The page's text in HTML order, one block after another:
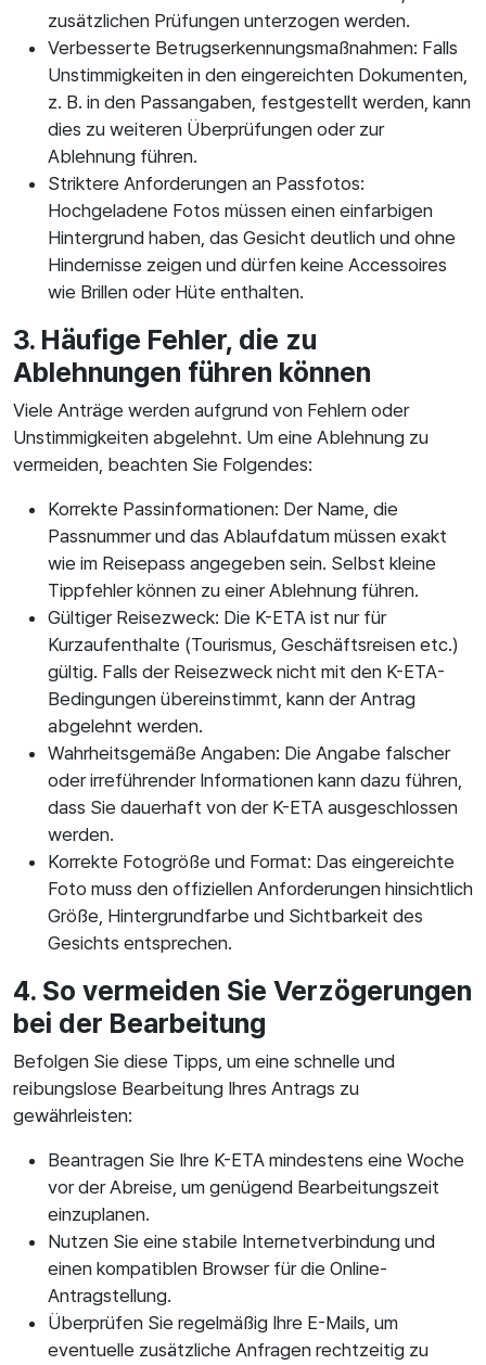
zusätzlichen Prüfungen unterzogen werden.
Verbesserte Betrugserkennungsmaßnahmen: Falls
Unstimmigkeiten in den eingereichten Dokumenten,
z. B. in den Passangaben, festgestellt werden, kann
dies zu weiteren Überprüfungen oder zur
Ablehnung führen.
Striktere Anforderungen an Passfotos:
Hochgeladene Fotos müssen einen einfarbigen
Hintergrund haben, das Gesicht deutlich und ohne
Hindernisse zeigen und dürfen keine Accessoires
wie Brillen oder Hüte enthalten.
3. Häufige Fehler, die zu
Ablehnungen führen können
Viele Anträge werden aufgrund von Fehlern oder
Unstimmigkeiten abgelehnt. Um eine Ablehnung zu
vermeiden, beachten Sie Folgendes:
Korrekte Passinformationen: Der Name, die
Passnummer und das Ablaufdatum müssen exakt
wie im Reisepass angegeben sein. Selbst kleine
Tippfehler können zu einer Ablehnung führen.
Gültiger Reisezweck: Die K-ETA ist nur für
Kurzaufenthalte (Tourismus, Geschäftsreisen etc.)
gültig. Falls der Reisezweck nicht mit den K-ETA-
Bedingungen übereinstimmt, kann der Antrag
abgelehnt werden.
Wahrheitsgemäße Angaben: Die Angabe falscher
oder irreführender Informationen kann dazu führen,
dass Sie dauerhaft von der K-ETA ausgeschlossen
werden.
Korrekte Fotogröße und Format: Das eingereichte
Foto muss den offiziellen Anforderungen hinsichtlich
Größe, Hintergrundfarbe und Sichtbarkeit des
Gesichts entsprechen.
4. So vermeiden Sie Verzögerungen
bei der Bearbeitung
Befolgen Sie diese Tipps, um eine schnelle und
reibungslose Bearbeitung Ihres Antrags zu
gewährleisten:
Beantragen Sie Ihre K-ETA mindestens eine Woche
vor der Abreise, um genügend Bearbeitungszeit
einzuplanen.
Nutzen Sie eine stabile Internetverbindung und
einen kompatiblen Browser für die Online-
Antragstellung.
Überprüfen Sie regelmäßig Ihre E-Mails, um
eventuelle zusätzliche Anfragen rechtzeitig zu